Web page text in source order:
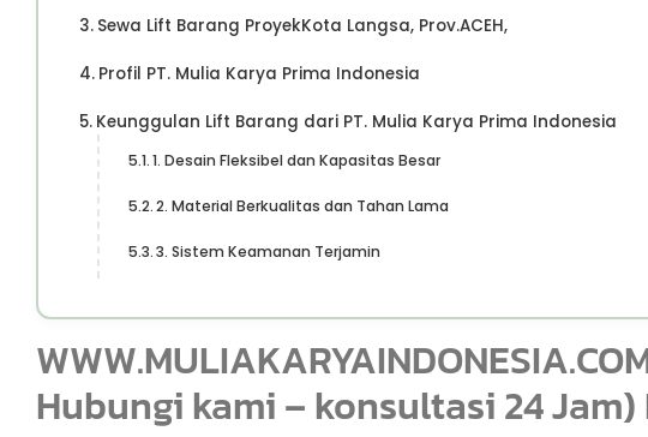
Sewa Lift Barang ProyekKota Langsa, Prov.ACEH,
Profil PT. Mulia Karya Prima Indonesia
Keunggulan Lift Barang dari PT. Mulia Karya Prima Indonesia
1. Desain Fleksibel dan Kapasitas Besar
2. Material Berkualitas dan Tahan Lama
3. Sistem Keamanan Terjamin
Hubungi kami – konsultasi 24